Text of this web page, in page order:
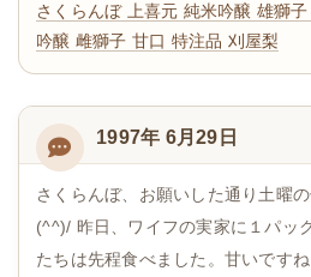
さくらんぼ
上喜元 純米吟醸 雄獅
吟醸 雌獅子 甘口 特注品 刈屋梨
1997年 6月29日
さくらんぼ、お願いした通り土曜
(^^)/ 昨日、ワイフの実家に１パッ
たちは先程食べました。甘いです